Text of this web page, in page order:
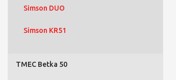
Simson DUO
Simson KR51
TMEC Betka 50